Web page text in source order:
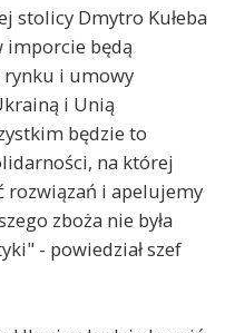
stolicy Dmytro Kułeba
imporcie będą
rynku i umowy
i Unią
będzie to
na której
rozwiązań i apelujemy
zboża nie była
- powiedział szef